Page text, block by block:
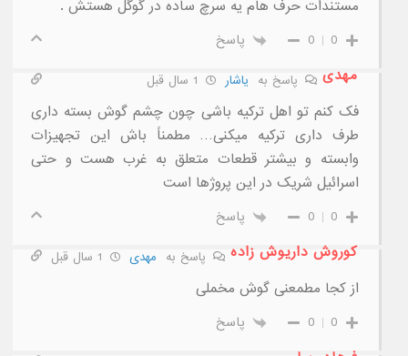
مستندات حرف هام یه سرچ ساده در گوگل هستش .
0
0 پاسخ
مهدی پاسخ به یاشار
فک کنم تو اهل ترکیه باشی چون چشم گوش بسته داری
طرف داری ترکیه میکنی… مطمناً باش این تجهیزات
وابسته و بیشتر قطعات متعلق به غرب هست و حتی
اسرائیل شریک در این پروژها است
0
0 پاسخ
کوروش داریوش زاده پاسخ به مهدی
از کجا مطمعنی گوش مخملی
0
0 پاسخ